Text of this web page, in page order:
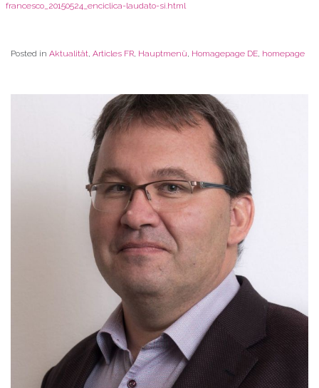
francesco_20150524_enciclica-laudato-si.html
Posted in Aktualität, Articles FR, Hauptmenü, Homagepage DE, homepage